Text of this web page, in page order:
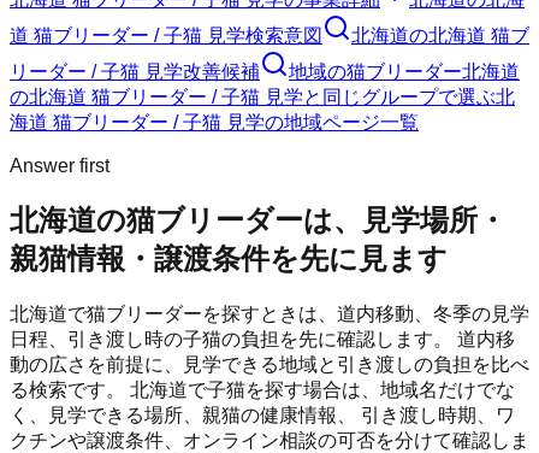
道 猫ブリーダー / 子猫 見学検索意図
北海道の北海道 猫ブ
リーダー / 子猫 見学改善候補
地域の猫ブリーダー北海道
の北海道 猫ブリーダー / 子猫 見学と同じグループで選ぶ北
海道 猫ブリーダー / 子猫 見学の地域ページ一覧
Answer first
北海道の猫ブリーダーは、見学場所・
親猫情報・譲渡条件を先に見ます
北海道で猫ブリーダーを探すときは、道内移動、冬季の見学
日程、引き渡し時の子猫の負担を先に確認します。 道内移
動の広さを前提に、見学できる地域と引き渡しの負担を比べ
る検索です。 北海道で子猫を探す場合は、地域名だけでな
く、見学できる場所、親猫の健康情報、 引き渡し時期、ワ
クチンや譲渡条件、オンライン相談の可否を分けて確認しま